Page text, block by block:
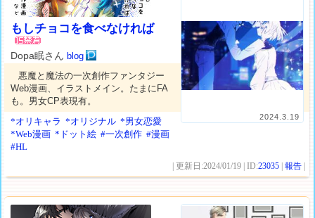
2024.3.19
もしチョコを食べなければ
Dopa眠さんblog
悪魔と魔法の一次創作ファンタジー
Web漫画、イラストメイン。たまにFA
も。男女CP表現有。
*オリキャラ *オリジナル *男女恋愛
*Web漫画 *ドット絵 #一次創作 #漫画
#HL
| 更新日:2024/01/19 | ID:23035 |報告